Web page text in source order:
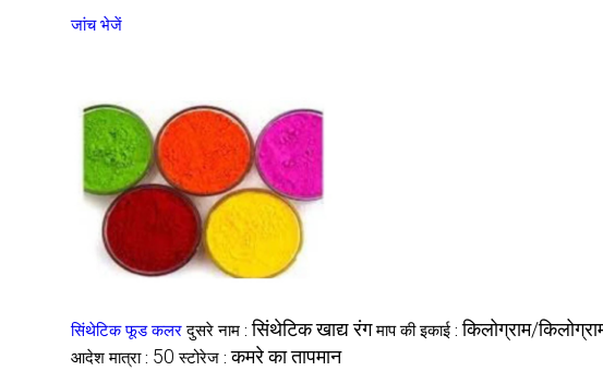
जांच भेजें
सिंथेटिक फूड कलर दुसरे नाम :सिंथेटिक खाद्य रंग माप की इकाई :किलोग्राम/
आदेश मात्रा : 50 स्टोरेज :कमरे का तापमान